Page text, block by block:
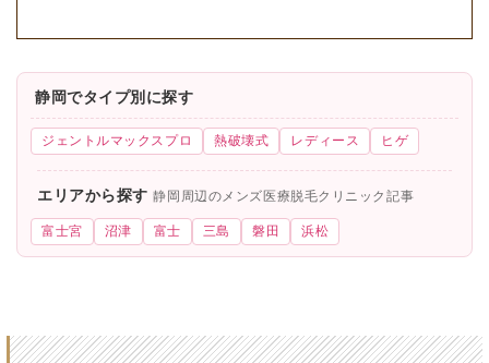
静岡でタイプ別に探す
ジェントルマックスプロ 熱破壊式 レディース ヒゲ
エリアから探す静岡周辺のメンズ医療脱毛クリニック記事
富士宮 沼津 富士 三島 磐田 浜松